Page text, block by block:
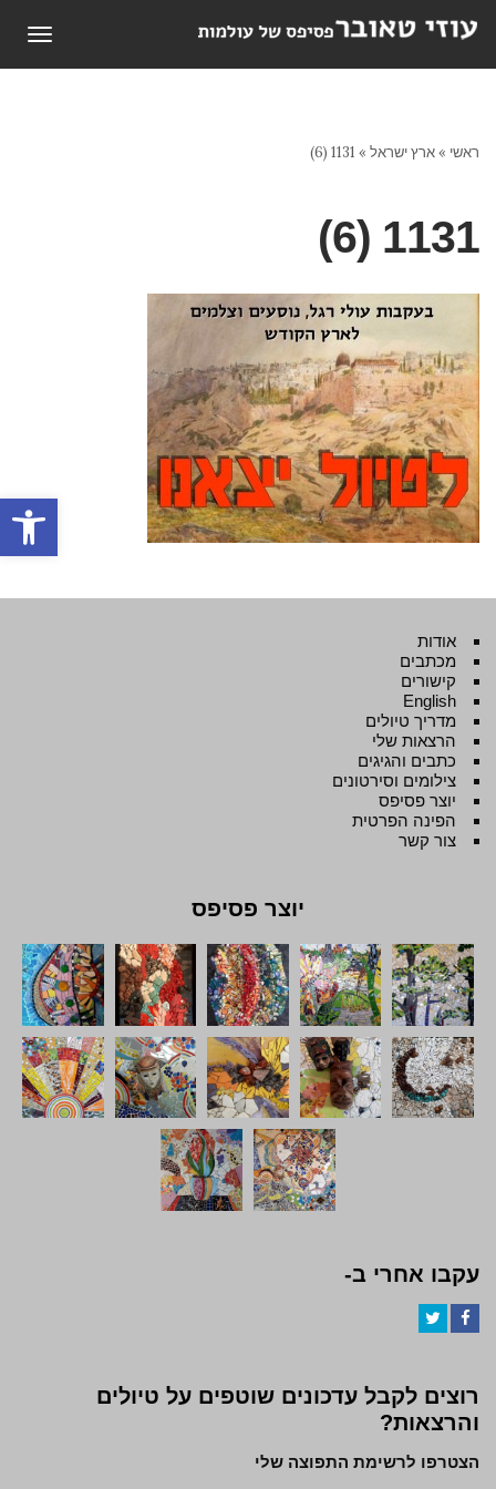
פתח
ראשי »ארץ ישראל »
1131 (6)
1131 (6)
אודות
מכתבים
קישורים
English
מדריך טיולים
הרצאות שלי
כתבים והגיגים
צילומים וסירטונים
יוצר פסיפס
הפינה הפרטית
צור קשר
יוצר פסיפס
עקבו אחרי ב-
רוצים לקבל עדכונים שוטפים על טיולים
והרצאות?
הצטרפו לרשימת התפוצה שלי